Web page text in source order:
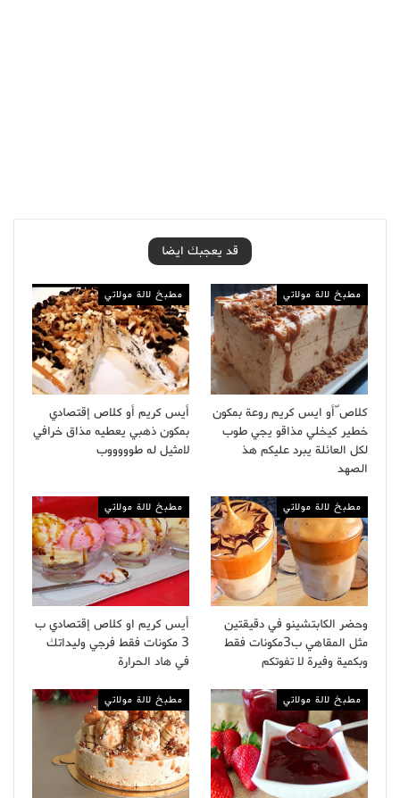
قد يعجبك ايضا
مطبخ لالة مولاتي
كلاص ّأو ايس كريم روعة بمكون
خطير كيخلي مذاقو يجي طوب
لكل العائلة يبرد عليكم هذ
الصهد
مطبخ لالة مولاتي
أيس كريم أو كلاص إقتصادي
بمكون ذهبي يعطيه مذاق خرافي
لامثيل له طوووووب
مطبخ لالة مولاتي
وحضر الكابتشينو في دقيقتين
مثل المقاهي ب3مكونات فقط
وبكمية وفيرة لا تفوتكم
مطبخ لالة مولاتي
أيس كريم او كلاص إقتصادي ب
3 مكونات فقط فرجي وليداتك
في هاد الحرارة
مطبخ لالة مولاتي مطبخ لالة مولاتي